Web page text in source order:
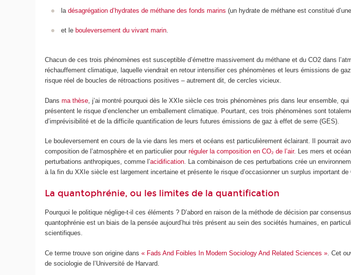
la désagrégation d’hydrates de méthane des fonds marins (un hydrate de méthane est constitué
et le bouleversement du vivant marin.
Chacun de ces trois phénomènes est susceptible d’émettre massivement du méthane et du CO2 dans
réchauffement climatique, laquelle viendrait en retour intensifier ces phénomènes et leurs émissions de
risque réel de boucles de rétroactions positives – autrement dit, de cercles vicieux.
Dansma thèse , j’ai montré pourquoi dès le XXIe siècle ces trois phénomènes pris dans leur ensemble,
présentent le risque d’enclencher un emballement climatique. Pourtant, ces trois phénomènes sont
d’imprévisibilité et de la difficile quantification de leurs futures émissions de gaz à effet de serre (GES).
Le bouleversement en cours de la vie dans les mers et océans est particulièrement éclairant. Il pourrait
composition de l’atmosphère et en particulier pourréguler la composition en CO₂ de l’air. Les mers et
perturbations anthropiques, comme l’acidification. La combinaison de ces perturbations crée un
à la fin du XXIe siècle est largement incertaine et présente le risque d’occasionner un surplus important de
La quantophrénie, ou les limites de la quantification
Pourquoi le politique néglige-t-il ces éléments ? D’abord en raison de la méthode de décision par
quantophrénie est un biais de la pensée aujourd’hui très présent au sein des sociétés humaines, en
scientifiques.
Ce terme trouve son origine dans« Fads And Foibles In Modern Sociology And Related Sciences » . Cet
de sociologie de l’Université de Harvard.